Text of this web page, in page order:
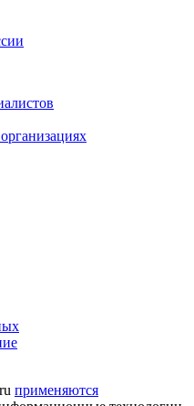
применяются